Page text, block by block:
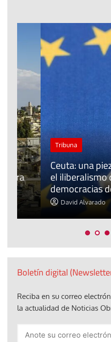
Tribuna
Ceuta: una pieza
el iliberalismo que
democracias del
David Alvarado
Boletín digital
Reciba en su correo
la actualidad de Noticias